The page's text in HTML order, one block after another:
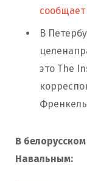
сообщает
В
это The
В
Навальным: